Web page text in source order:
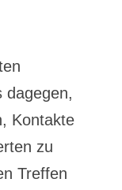
dagegen,
Kontakte
zu
Treffen